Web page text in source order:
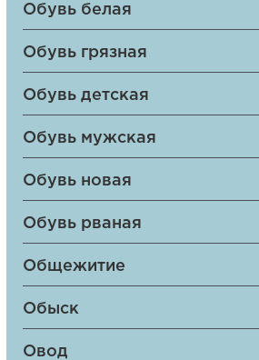
Обувь белая
Обувь грязная
Обувь детская
Обувь мужская
Обувь новая
Обувь рваная
Общежитие
Обыск
Овод